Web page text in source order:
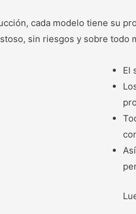
cada modelo tiene su
sin riesgos y sobre todo
El